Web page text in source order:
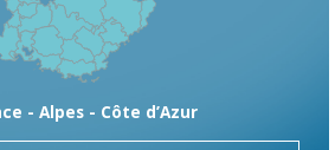
- Alpes - Côte d’Azur